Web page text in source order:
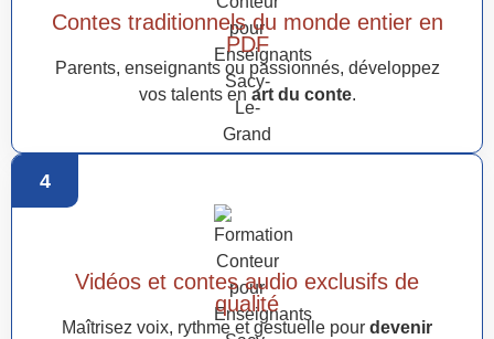
Contes traditionnels du monde entier en
PDF
Parents, enseignants ou passionnés, développez
vos talents en art du conte.
4
Vidéos et contes audio exclusifs de
qualité
Maîtrisez voix, rythme et gestuelle pour devenir